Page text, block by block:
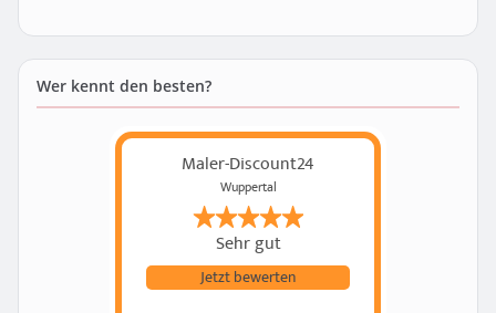
Wer kennt den besten?
Maler-Discount24
Wuppertal
Sehr gut
Jetzt bewerten